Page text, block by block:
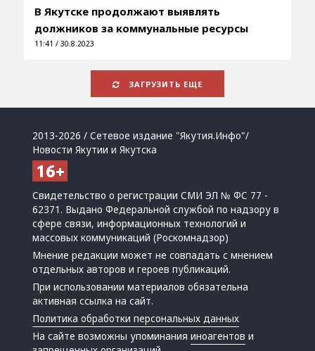
В Якутске продолжают выявлять
должников за коммунальные ресурсы
11:41 / 30.8.2023
ЗАГРУЗИТЬ ЕЩЕ
2013-2026 / Сетевое издание "Якутия.Инфо"/
Новости Якутии и Якутска
Свидетельство о регистрации СМИ ЭЛ № ФС 77 -
62371. Выдано Федеральной службой по надзору в
сфере связи, информационных технологий и
массовых коммуникаций (Роскомнадзор)
Мнение редакции может не совпадать с мнением
отдельных авторов и героев публикаций.
При использовании материалов обязательна
активная ссылка на сайт.
Политика обработки персональных данных
На сайте возможны упоминанияиноагентов и